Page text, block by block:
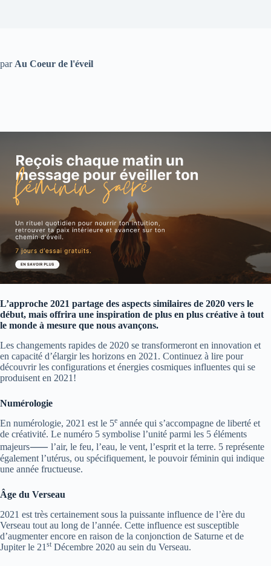
par Au Coeur de l'éveil
L’approche 2021 partage des aspects similaires de 2020 vers le
début, mais offrira une inspiration de plus en plus créative à tout
le monde à mesure que nous avançons.
Les changements rapides de 2020 se transformeront en innovation et
en capacité d’élargir les horizons en 2021. Continuez à lire pour
découvrir les configurations et énergies cosmiques influentes qui se
produisent en 2021!
Numérologie
En numérologie, 2021 est le 5e année qui s’accompagne de liberté et
de créativité. Le numéro 5 symbolise l’unité parmi les 5 éléments
majeurs⸺ l’air, le feu, l’eau, le vent, l’esprit et la terre. 5 représente
également l’utérus, ou spécifiquement, le pouvoir féminin qui indique
une année fructueuse.
Âge du Verseau
2021 est très certainement sous la puissante influence de l’ère du
Verseau tout au long de l’année. Cette influence est susceptible
d’augmenter encore en raison de la conjonction de Saturne et de
Jupiter le 21 st Décembre 2020 au sein du Verseau.